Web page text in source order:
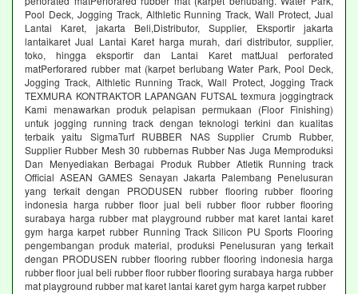
Pool Deck, Jogging Track, Althletic Running Track, Wall Protect, Jual
Lantai Karet, jakarta Beli,Distributor, Supplier, Eksportir jakarta
lantaikaret Jual Lantai Karet harga murah, dari distributor, supplier,
toko, hingga eksportir dan Lantai Karet mattJual perforated
matPerforared rubber mat (karpet berlubang Water Park, Pool Deck,
Jogging Track, Althletic Running Track, Wall Protect, Jogging Track
TEXMURA KONTRAKTOR LAPANGAN FUTSAL texmura joggingtrack
Kami menawarkan produk pelapisan permukaan (Floor Finishing)
untuk jogging running track dengan teknologi terkini dan kualitas
terbaik yaitu SigmaTurf RUBBER NAS Supplier Crumb Rubber,
Supplier Rubber Mesh 30 rubbernas Rubber Nas Juga Memproduksi
Dan Menyediakan Berbagai Produk Rubber Atletik Running track
Official ASEAN GAMES Senayan Jakarta Palembang Penelusuran
yang terkait dengan PRODUSEN rubber flooring rubber flooring
indonesia harga rubber floor jual beli rubber floor rubber flooring
surabaya harga rubber mat playground rubber mat karet lantai karet
gym harga karpet rubber Running Track Silicon PU Sports Flooring
pengembangan produk material, produksi Penelusuran yang terkait
dengan PRODUSEN rubber flooring rubber flooring indonesia harga
rubber floor jual beli rubber floor rubber flooring surabaya harga rubber
mat playground rubber mat karet lantai karet gym harga karpet rubber